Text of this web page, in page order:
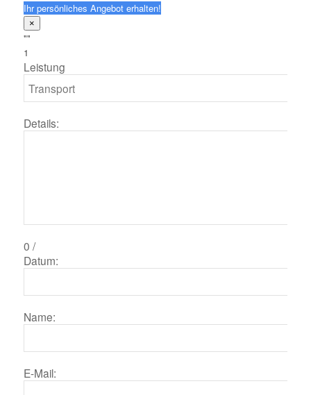
Ihr persönliches Angebot erhalten!
×
""
1
Leistung
Details:
0 /
Datum:
Name:
E-Mail: